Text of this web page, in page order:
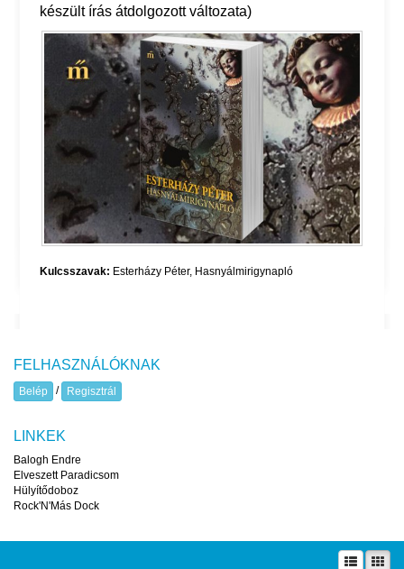
készült írás átdolgozott változata)
Kulcsszavak: Esterházy Péter, Hasnyálmirigynapló
FELHASZNÁLÓKNAK
Belép / Regisztrál
LINKEK
Balogh Endre
Elveszett Paradicsom
Hülyítődoboz
Rock'N'Más Dock